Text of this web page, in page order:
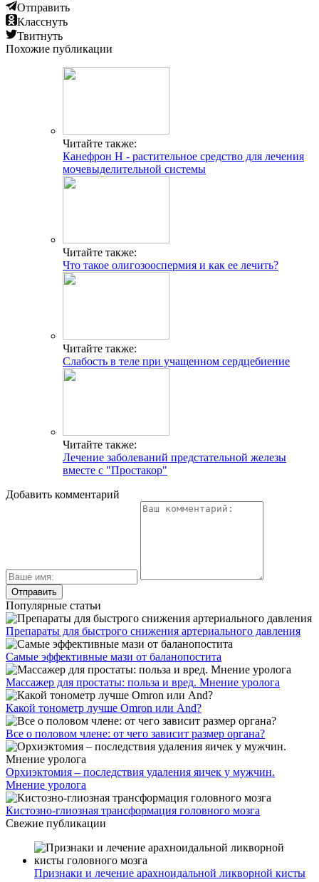
Отправить
Класснуть
Твитнуть
Похожие публикации
Читайте также:
Канефрон Н - растительное средство для лечения
мочевыделительной системы
Читайте также:
Что такое олигозооспермия и как ее лечить?
Читайте также:
Слабость в теле при учащенном сердцебиение
Читайте также:
Лечение заболеваний предстательной железы
вместе с "Простакор"
Добавить комментарий
Популярные статьи
Препараты для быстрого снижения артериального давления
Самые эффективные мази от баланопостита
Массажер для простаты: польза и вред. Мнение уролога
Какой тонометр лучше Omron или And?
Все о половом члене: от чего зависит размер органа?
Орхиэктомия – последствия удаления яичек у мужчин.
Мнение уролога
Кистозно-глиозная трансформация головного мозга
Свежие публикации
Признаки и лечение арахноидальной ликворной кисты